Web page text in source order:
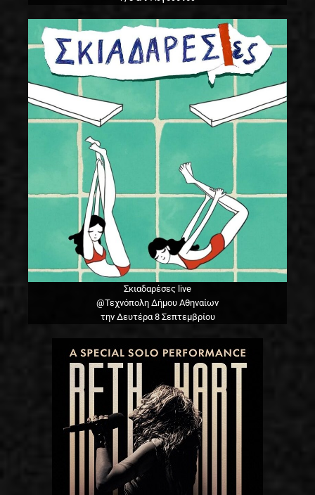
Σκιαδαρέσες live
@Τεχνόπολη Δήμου Αθηναίων
την Δευτέρα 8 Σεπτεμβρίου